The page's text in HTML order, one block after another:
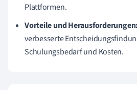
Plattformen.
Vorteile und Herausforderungen:
verbesserte
Schulungsbedarf und Kosten.